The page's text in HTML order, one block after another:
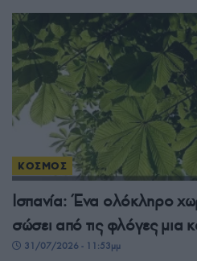
ΚΟΣΜΟΣ
Ισπανία: Ένα ολόκληρο
σώσει από τις φλόγες μια
31/07/2026 - 11:53μμ